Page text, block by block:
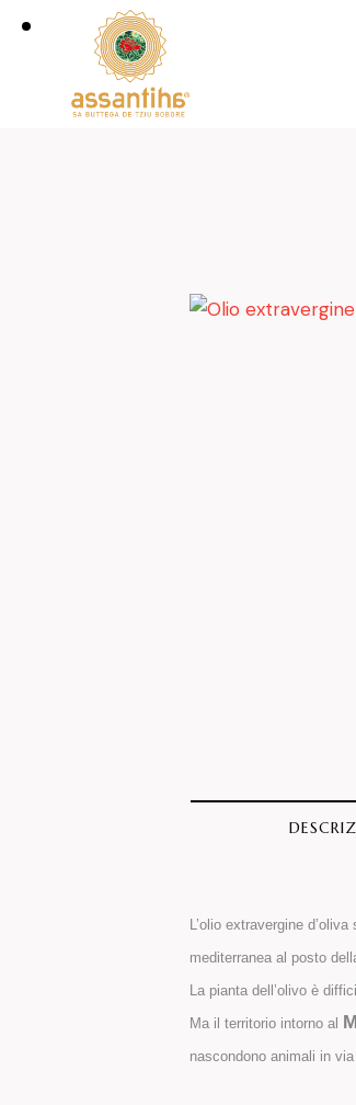
L’olio extravergine
mediterranea al posto
La pianta dell’olivo è
Ma il territorio intorno al
nascondono animali in